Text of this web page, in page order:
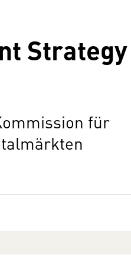
Strategy
für